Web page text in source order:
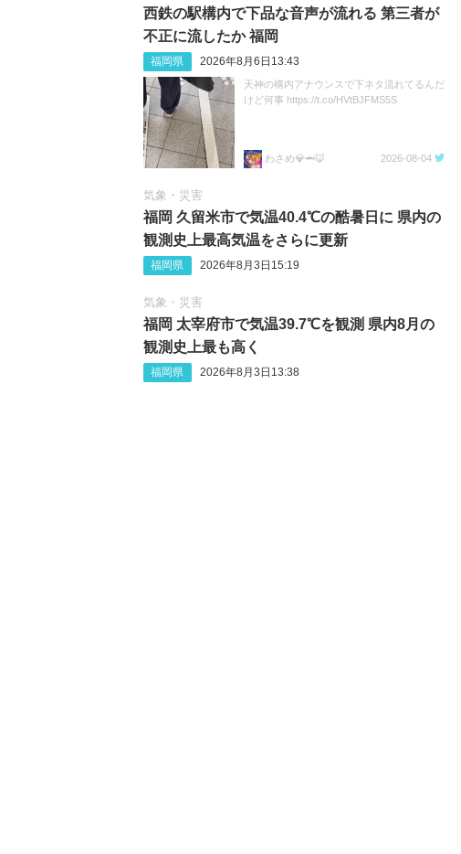
西鉄の駅構内で下品な音声が流れる 第三者が
不正に流したか 福岡
福岡県 2026年8月6日13:43
天神の構内アナウンスで下ネタ流れてるんだ
けど何事 https://t.co/HVtBJFMS5S
わさめ💎🦈🦊 2026-08-04
気象・災害
福岡 久留米市で気温40.4℃の酷暑日に 県内の
観測史上最高気温をさらに更新
福岡県 2026年8月3日15:19
気象・災害
福岡 太宰府市で気温39.7℃を観測 県内8月の
観測史上最も高く
福岡県 2026年8月3日13:38